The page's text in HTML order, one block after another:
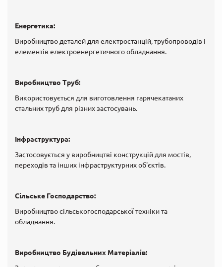
Енергетика:
Виробництво деталей для електростанцій, трубопроводів і
елементів електроенергетичного обладнання.
Виробництво Труб:
Використовується для виготовлення гарячекатаних
стальних труб для різних застосувань.
Інфраструктура:
Застосовується у виробництві конструкцій для мостів,
переходів та інших інфраструктурних об'єктів.
Сільське Господарство:
Виробництво сільськогосподарської техніки та
обладнання.
Виробництво Будівельних Матеріалів: